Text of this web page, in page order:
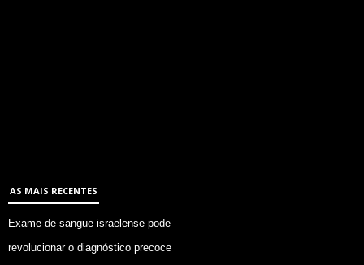
AS MAIS RECENTES
Exame de sangue israelense pode
revolucionar o diagnóstico precoce